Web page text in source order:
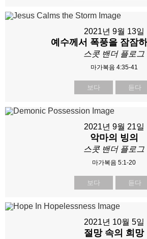
2021년 9월 13일
예수께서 폭풍을 잠잠
스콧 밴더 플로그
마가복음 4:35-41
보다 듣다
2021년 9월 21일
악마의 빙의
스콧 밴더 플로그
마가복음 5:1-20
보다 듣다
2021년 10월 5일
절망 속의 희망